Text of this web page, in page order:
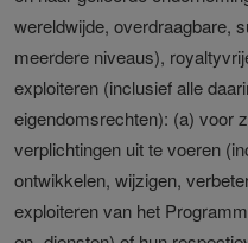
wereldwijde, overdraagbare,
meerdere niveaus),
exploiteren (inclusief alle
eigendomsrechten): (a) voor
verplichtingen uit te voeren
ontwikkelen, wijzigen,
exploiteren van het